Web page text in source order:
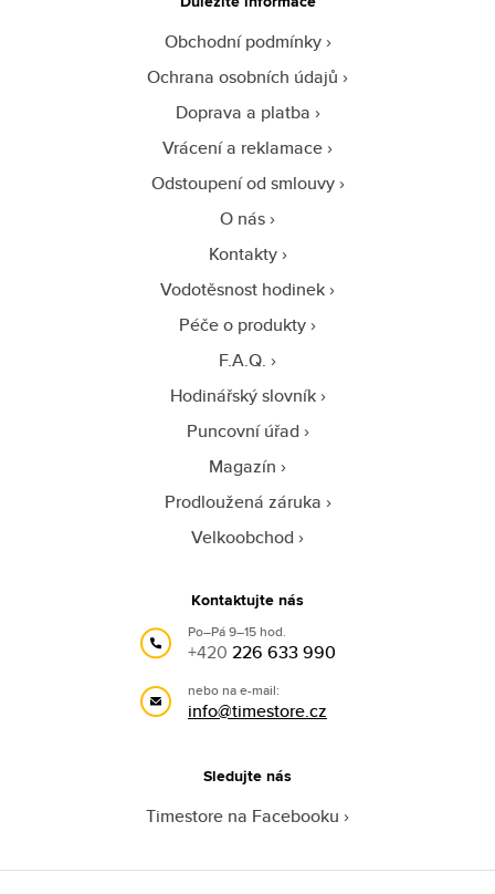
Obchodní podmínky
Ochrana osobních údajů
Doprava a platba
Vrácení a reklamace
Odstoupení od smlouvy
O nás
Kontakty
Vodotěsnost hodinek
Péče o produkty
F.A.Q.
Hodinářský slovník
Puncovní úřad
Magazín
Prodloužená záruka
Velkoobchod
Kontaktujte nás
Po–Pá 9–15 hod.
+420 226 633 990
nebo na e-mail:
info@timestore.cz
Sledujte nás
Timestore na Facebooku